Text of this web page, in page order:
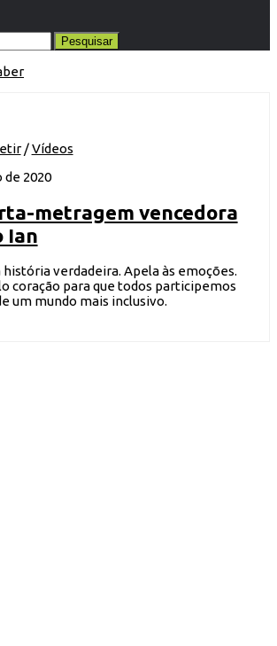
/Vídeos
de 2020
metragem vencedora
Ian
história verdadeira. Apela às emoções.
coração para que todos participemos
um mundo mais inclusivo.